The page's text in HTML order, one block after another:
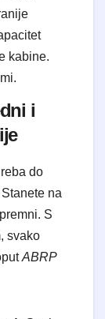
kabine.
i
do
na
S
svako
ABRP